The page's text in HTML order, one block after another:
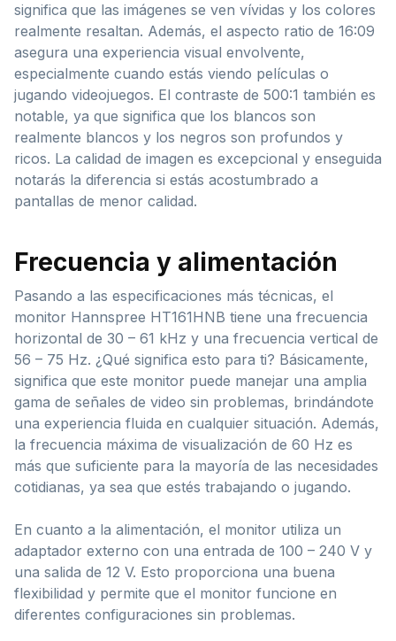
significa que las imágenes se ven vívidas y los colores
realmente resaltan. Además, el aspecto ratio de 16:09
asegura una experiencia visual envolvente,
especialmente cuando estás viendo películas o
jugando videojuegos. El contraste de 500:1 también es
notable, ya que significa que los blancos son
realmente blancos y los negros son profundos y
ricos. La calidad de imagen es excepcional y enseguida
notarás la diferencia si estás acostumbrado a
pantallas de menor calidad.
Frecuencia y alimentación
Pasando a las especificaciones más técnicas, el
monitor Hannspree HT161HNB tiene una frecuencia
horizontal de 30 – 61 kHz y una frecuencia vertical de
56 – 75 Hz. ¿Qué significa esto para ti? Básicamente,
significa que este monitor puede manejar una amplia
gama de señales de video sin problemas, brindándote
una experiencia fluida en cualquier situación. Además,
la frecuencia máxima de visualización de 60 Hz es
más que suficiente para la mayoría de las necesidades
cotidianas, ya sea que estés trabajando o jugando.
En cuanto a la alimentación, el monitor utiliza un
adaptador externo con una entrada de 100 – 240 V y
una salida de 12 V. Esto proporciona una buena
flexibilidad y permite que el monitor funcione en
diferentes configuraciones sin problemas.